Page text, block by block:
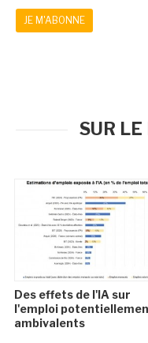
JE M'ABONNE
SUR
Des effets de l'IA sur
l'emploi
ambivalents